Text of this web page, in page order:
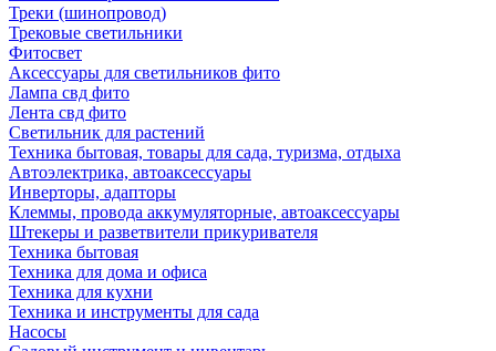
Треки (шинопровод)
Трековые светильники
Фитосвет
Аксессуары для светильников фито
Лампа свд фито
Лента свд фито
Светильник для растений
Техника бытовая, товары для сада, туризма, отдыха
Автоэлектрика, автоаксессуары
Инверторы, адапторы
Клеммы, провода аккумуляторные, автоаксессуары
Штекеры и разветвители прикуривателя
Техника бытовая
Техника для дома и офиса
Техника для кухни
Техника и инструменты для сада
Насосы